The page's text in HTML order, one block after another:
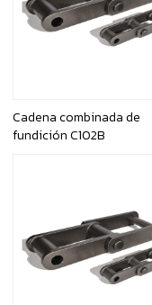
Cadena combinada de
fundición C102B